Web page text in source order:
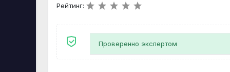
Рейтинг:
Проверенно экспертом